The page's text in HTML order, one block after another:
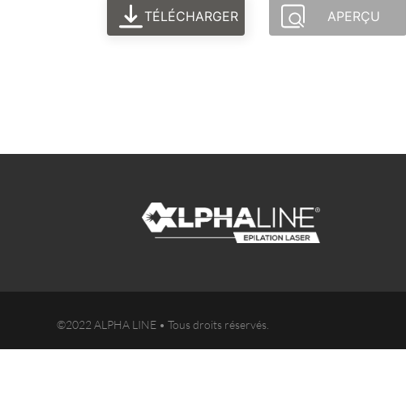
TÉLÉCHARGER APERÇU
©2022 ALPHA LINE • Tous droits réservés.